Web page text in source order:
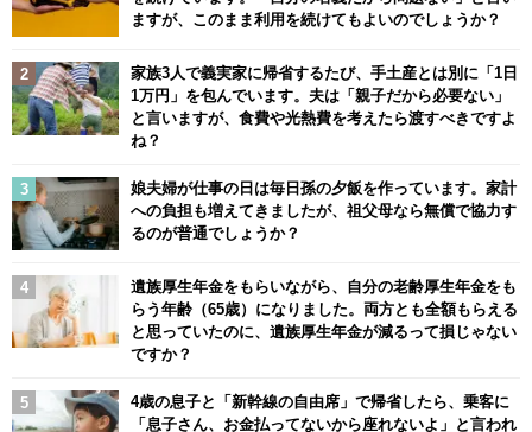
ますが、このまま利用を続けてもよいのでしょうか？
家族3人で義実家に帰省するたび、手土産とは別に「1日
1万円」を包んでいます。夫は「親子だから必要ない」
と言いますが、食費や光熱費を考えたら渡すべきですよ
ね？
娘夫婦が仕事の日は毎日孫の夕飯を作っています。家計
への負担も増えてきましたが、祖父母なら無償で協力す
るのが普通でしょうか？
遺族厚生年金をもらいながら、自分の老齢厚生年金をも
らう年齢（65歳）になりました。両方とも全額もらえる
と思っていたのに、遺族厚生年金が減るって損じゃない
ですか？
4歳の息子と「新幹線の自由席」で帰省したら、乗客に
「息子さん、お金払ってないから座れないよ」と言われ